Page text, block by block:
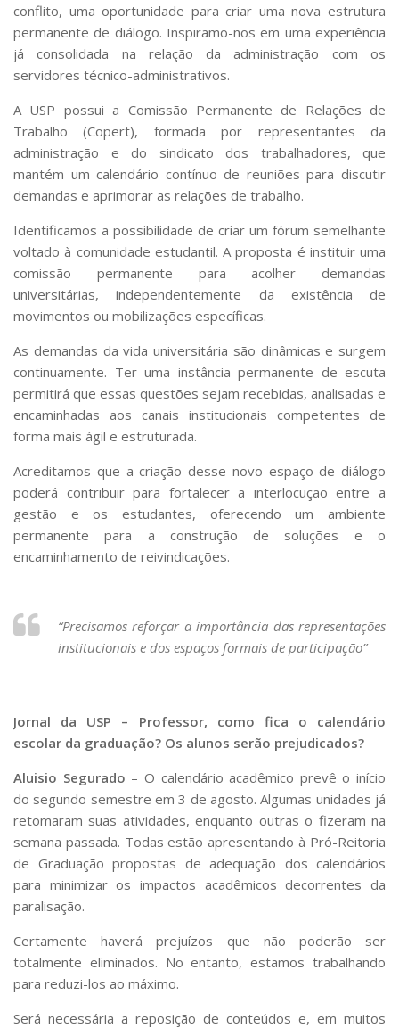
conflito, uma oportunidade para criar uma nova estrutura
permanente de diálogo. Inspiramo-nos em uma experiência
já consolidada na relação da administração com os
servidores técnico-administrativos.
A USP possui a Comissão Permanente de Relações de
Trabalho (Copert), formada por representantes da
administração e do sindicato dos trabalhadores, que
mantém um calendário contínuo de reuniões para discutir
demandas e aprimorar as relações de trabalho.
Identificamos a possibilidade de criar um fórum semelhante
voltado à comunidade estudantil. A proposta é instituir uma
comissão permanente para acolher demandas
universitárias, independentemente da existência de
movimentos ou mobilizações específicas.
As demandas da vida universitária são dinâmicas e surgem
continuamente. Ter uma instância permanente de escuta
permitirá que essas questões sejam recebidas, analisadas e
encaminhadas aos canais institucionais competentes de
forma mais ágil e estruturada.
Acreditamos que a criação desse novo espaço de diálogo
poderá contribuir para fortalecer a interlocução entre a
gestão e os estudantes, oferecendo um ambiente
permanente para a construção de soluções e o
encaminhamento de reivindicações.
“Precisamos reforçar a importância das representações
institucionais e dos espaços formais de participação”
Jornal da USP – Professor, como fica o calendário
escolar da graduação? Os alunos serão prejudicados?
Aluisio Segurado – O calendário acadêmico prevê o início
do segundo semestre em 3 de agosto. Algumas unidades já
retomaram suas atividades, enquanto outras o fizeram na
semana passada. Todas estão apresentando à Pró-Reitoria
de Graduação propostas de adequação dos calendários
para minimizar os impactos acadêmicos decorrentes da
paralisação.
Certamente haverá prejuízos que não poderão ser
totalmente eliminados. No entanto, estamos trabalhando
para reduzi-los ao máximo.
Será necessária a reposição de conteúdos e, em muitos